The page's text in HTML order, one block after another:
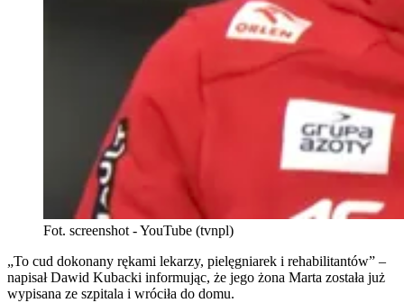
Fot. screenshot - YouTube (tvnpl)
„To cud dokonany rękami lekarzy, pielęgniarek i rehabilitantów” –
napisał Dawid Kubacki informując, że jego żona Marta została już
wypisana ze szpitala i wróciła do domu.